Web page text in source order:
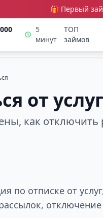
🎁 Первый
5
минут
ТОП
займов
от
как
по отписке от